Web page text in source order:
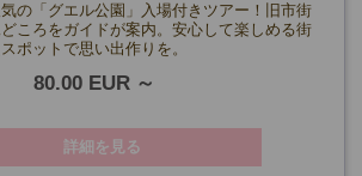
の「グエル公園」入場付きツアー！旧市街
ころをガイドが案内。安心して楽しめる街
ポットで思い出作りを。
80.00 EUR
詳細を見る